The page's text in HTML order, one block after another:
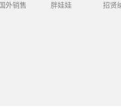
外销售
胖娃娃
招贤